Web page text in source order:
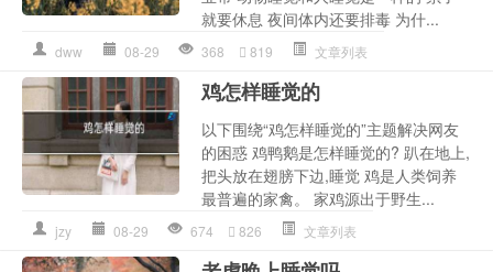
就要休息 夜间体内还要排毒 为什...
dww 08-29 368 819 文章列表
鸡怎样睡觉的
以下围绕“鸡怎样睡觉的”主题解决网友
的困惑 鸡鸭鹅是怎样睡觉的? 趴在地上,
把头放在翅膀下边,睡觉 鸡是人类饲养
最普遍的家禽。 家鸡源出于野生...
jzy 08-29 674 826 文章列表